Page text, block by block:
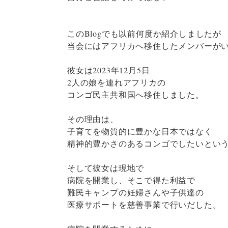
このBlogでも以前何度か紹介しましたが
当会にはアフリカへ移住したメンバーがい
彼女は2023年12月5日
2人の娘を連れアフリカの
コンゴ民主共和国へ移住しました。
その理由は、
子育てを物質的に豊かな日本ではなく
精神的豊かさのあるコンゴでしたいとい
そして彼女は現地で
病院を開業し、そこで得た利益で
難民キャンプの妊婦さんや子供達の
医療サポートを慈善事業で行いだした。